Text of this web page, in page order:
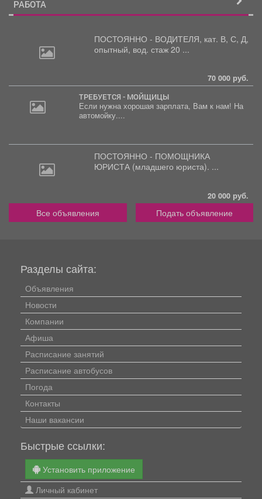
РАБОТА
ПОСТОЯННО - ВОДИТЕЛЯ, кат. В, С, Д,
опытный, вод. стаж 20 ...
70 000 руб.
ТРЕБУЕТСЯ - МОЙЩИЦЫ
Если нужна хорошая зарплата, Вам к нам! На
автомойку....
ПОСТОЯННО - ПОМОЩНИКА
ЮРИСТА
(младшего юриста). ...
20 000 руб.
Все объявления Подать объявление
Разделы сайта:
Объявления
Новости
Компании
Афиша
Расписание занятий
Расписание автобусов
Погода
Контакты
Наши вакансии
Быстрые ссылки:
Установить приложение
Личный кабинет